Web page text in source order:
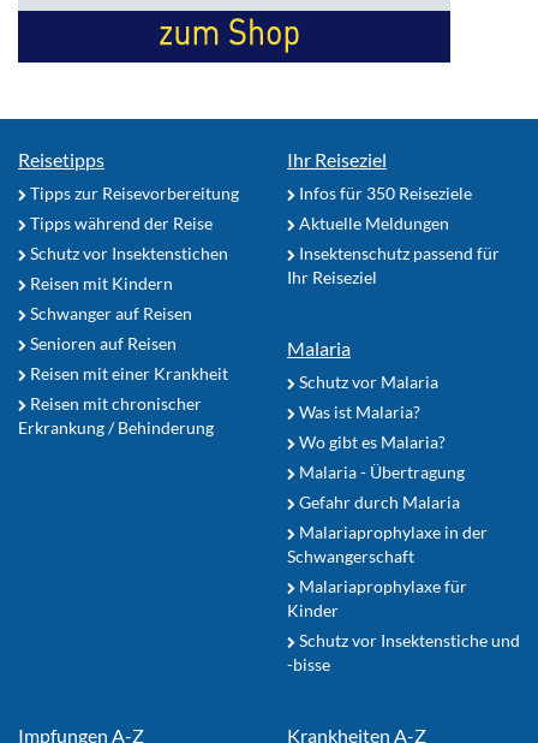
Reisetipps
Tipps zur Reisevorbereitung
Tipps während der Reise
Schutz vor Insektenstichen
Reisen mit Kindern
Schwanger auf Reisen
Senioren auf Reisen
Reisen mit einer Krankheit
Reisen mit chronischer
Erkrankung / Behinderung
Ihr Reiseziel
Infos für 350 Reiseziele
Aktuelle Meldungen
Insektenschutz passend für
Ihr Reiseziel
Malaria
Schutz vor Malaria
Was ist Malaria?
Wo gibt es Malaria?
Malaria - Übertragung
Gefahr durch Malaria
Malariaprophylaxe in der
Schwangerschaft
Malariaprophylaxe für
Kinder
Schutz vor Insektenstiche und
-bisse
Impfungen A-Z Krankheiten A-Z